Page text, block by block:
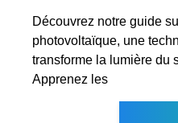
Découvrez notre guide
photovoltaïque, une
transforme la lumière du
Apprenez les